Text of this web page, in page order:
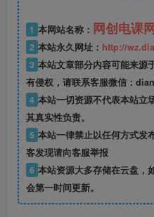
1 本网站名称： 网创电课
2 本站永久网址： http://
3 本站文章部分内容可能来源
有侵权，请联系客服微信：
4 本站一切资源不代表本站立
其真实性负责。
5 本站一律禁止以任何方式发
客发现请向客服举报
6 本站资源大多存储在云盘，
会第一时间更新。